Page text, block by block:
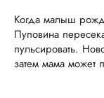
Когда малыш
Пуповина
пульсировать.
затем мама может